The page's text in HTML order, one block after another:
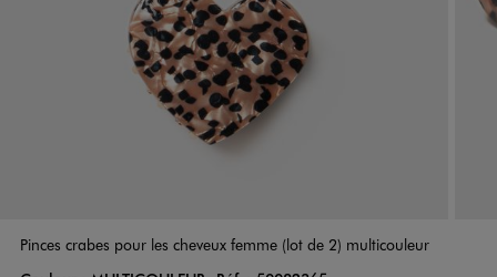
Pinces crabes pour les cheveux femme (lot de 2) multicouleur